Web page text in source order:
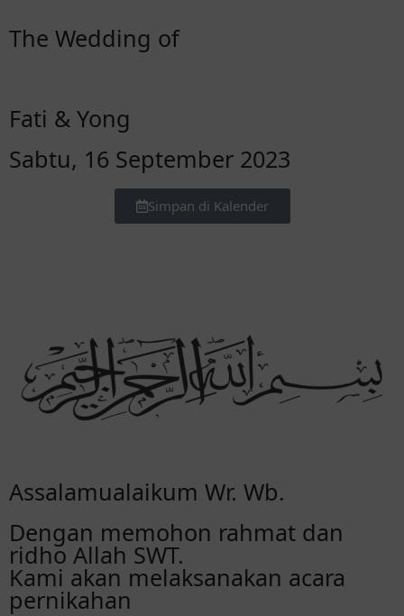
The Wedding of
Fati & Yong
Sabtu, 16 September 2023
Simpan di Kalender
Assalamualaikum Wr. Wb.
Dengan memohon rahmat dan
ridho Allah SWT.
Kami akan melaksanakan acara
pernikahan